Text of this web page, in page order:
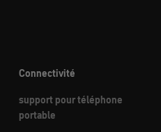
Connectivité
support pour téléphone
portable